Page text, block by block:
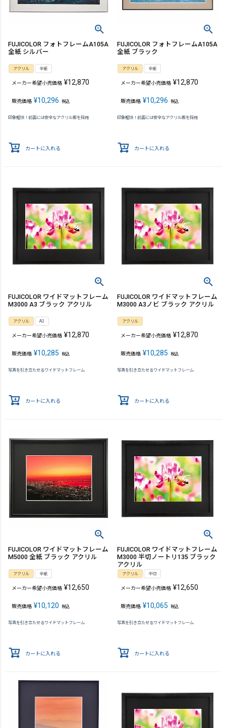
FUJICOLOR フォトフレームA105A
全紙 シルバー
アクリル 全紙
メーカー希望小売価格 ¥12,870
販売価格 ¥10,296 税込
印象軽快！前面には安全なアクリル板を採用
カートに入れる
FUJICOLOR フォトフレームA105A
全紙 ブラック
アクリル 全紙
メーカー希望小売価格 ¥12,870
販売価格 ¥10,296 税込
印象軽快！前面には安全なアクリル板を採用
カートに入れる
FUJICOLOR ワイドマットフレーム
M3000 A3 ブラック アクリル
アクリル A3
メーカー希望小売価格 ¥12,870
販売価格 ¥10,285 税込
写真を引き立たせるワイドマットフレーム
カートに入れる
FUJICOLOR ワイドマットフレーム
M3000 A3ノビ ブラック アクリル
アクリル
メーカー希望小売価格 ¥12,870
販売価格 ¥10,285 税込
写真を引き立たせるワイドマットフレーム
カートに入れる
FUJICOLOR ワイドマットフレーム
M5000 全紙 ブラック アクリル
アクリル 全紙
メーカー希望小売価格 ¥12,650
販売価格 ¥10,120 税込
写真を引き立たせるワイドマットフレーム
カートに入れる
FUJICOLOR ワイドマットフレーム
M3000 半切ノートリ135 ブラック
アクリル
アクリル 半切
メーカー希望小売価格 ¥12,650
販売価格 ¥10,065 税込
写真を引き立たせるワイドマットフレーム
カートに入れる